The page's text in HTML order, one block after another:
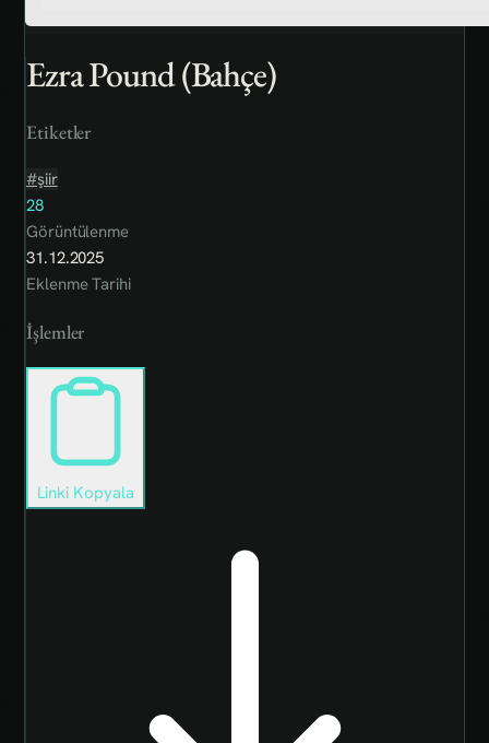
Ezra Pound (Bahçe)
Etiketler
#şiir
28
Görüntülenme
31.12.2025
Eklenme Tarihi
İşlemler
Linki Kopyala